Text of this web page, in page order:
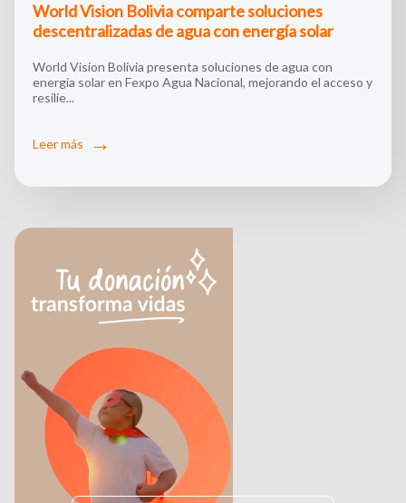
World Vision Bolivia comparte soluciones
descentralizadas de agua con energía solar
World Vision Bolivia presenta soluciones de agua con
energía solar en Fexpo Agua Nacional, mejorando el acceso y
resilie...
Leer más